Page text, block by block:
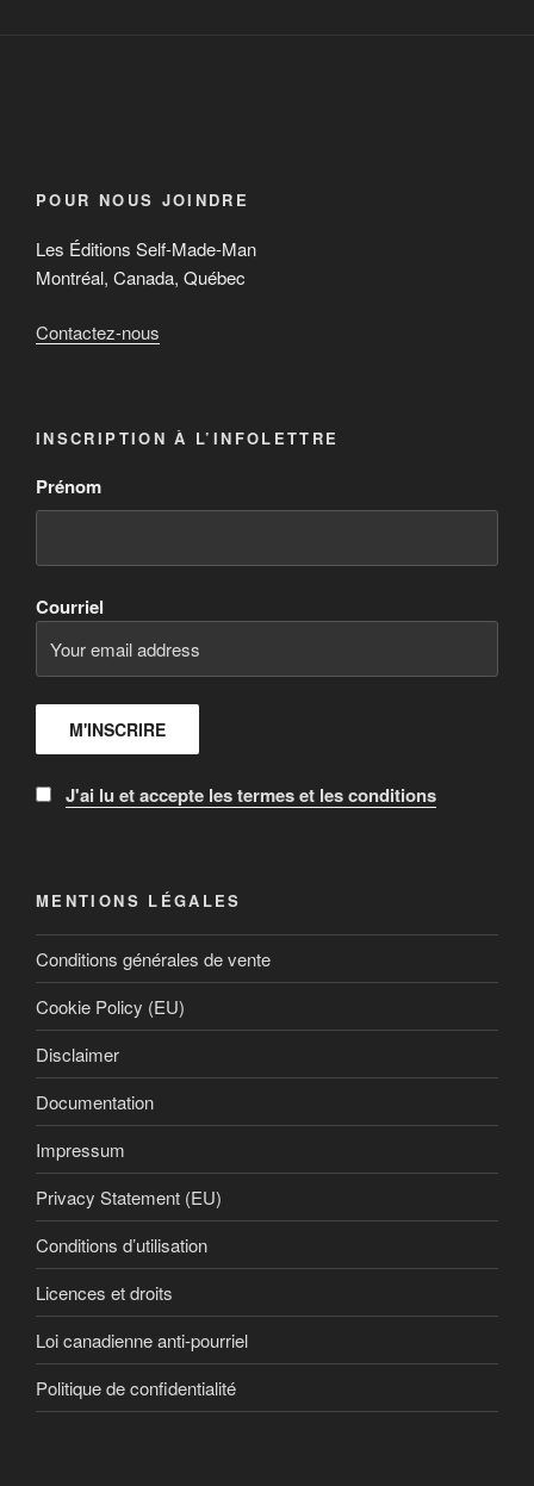
POUR NOUS JOINDRE
Les Éditions Self-Made-Man
Montréal, Canada, Québec
Contactez-nous
INSCRIPTION À L’INFOLETTRE
Prénom
Courriel
J'ai lu et accepte les termes et les conditions
MENTIONS LÉGALES
Conditions générales de vente
Cookie Policy (EU)
Disclaimer
Documentation
Impressum
Privacy Statement (EU)
Conditions d’utilisation
Licences et droits
Loi canadienne anti-pourriel
Politique de confidentialité